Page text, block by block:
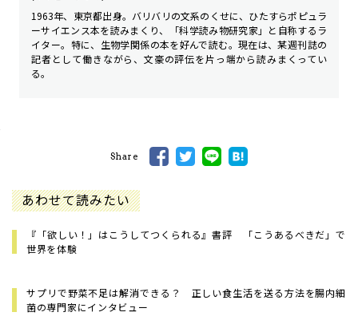
1963年、東京都出身。バリバリの文系のくせに、ひたすらポピュラ
ーサイエンス本を読みまくり、「科学読み物研究家」と自称するラ
イター。特に、生物学関係の本を好んで読む。現在は、某週刊誌の
記者として働きながら、文豪の評伝を片っ端から読みまくってい
る。
Share
あわせて読みたい
『「欲しい！」はこうしてつくられる』書評 「こうあるべきだ」で
世界を体験
サプリで野菜不足は解消できる？ 正しい食生活を送る方法を腸内細
菌の専門家にインタビュー